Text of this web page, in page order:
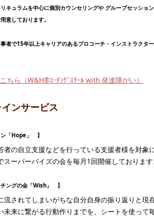
リキュラムを中心に個別カウンセリングや グループセッショ
意しております。
事者で15年以上キャリアのあるプロコーチ・インストラクタ
ちら（W&H®ｺｰﾁﾝｸﾞｽｸｰﾙ with 発達障がい）
ンサービス
「Hope」 】
者の自立支援などを行っている支援者様を対象
スーパーバイズの会を毎月1回開催しておりま
ングの会「Wish」 】
流されてしまいがちな自分自身の振り返りと現
未来に繋がる行動作りまでを、シートを使って